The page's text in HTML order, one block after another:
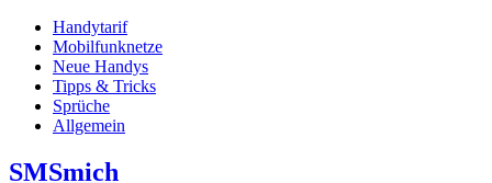
Handytarif
Mobilfunknetze
Neue Handys
Tipps & Tricks
Sprüche
Allgemein
SMSmich